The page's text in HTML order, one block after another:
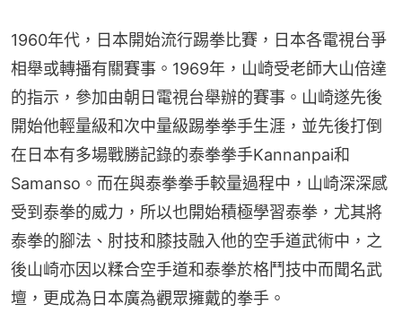
1960年代，日本開始流行踢拳比賽，日本各電視台爭
相舉或轉播有關賽事。1969年，山崎受老師大山倍達
的指示，參加由朝日電視台舉辦的賽事。山崎遂先後
開始他輕量級和次中量級踢拳拳手生涯，並先後打倒
在日本有多場戰勝記錄的泰拳拳手Kannanpai和
Samanso。而在與泰拳拳手較量過程中，山崎深深感
受到泰拳的威力，所以也開始積極學習泰拳，尤其將
泰拳的腳法、肘技和膝技融入他的空手道武術中，之
後山崎亦因以糅合空手道和泰拳於格鬥技中而聞名武
壇，更成為日本廣為觀眾擁戴的拳手。